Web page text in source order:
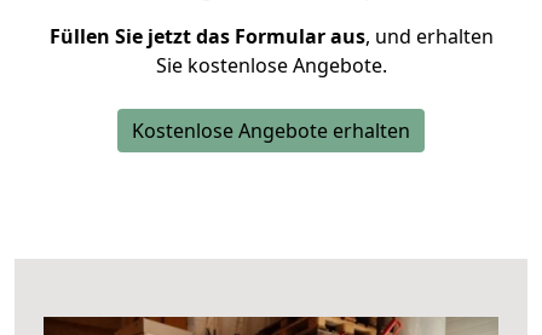
Füllen Sie jetzt das Formular aus, und erhalten
Sie kostenlose Angebote.
Kostenlose Angebote erhalten